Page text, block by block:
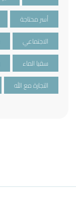
أسر محتاجة
الاجتماعي
سقيا الماء
التجارة مع الله